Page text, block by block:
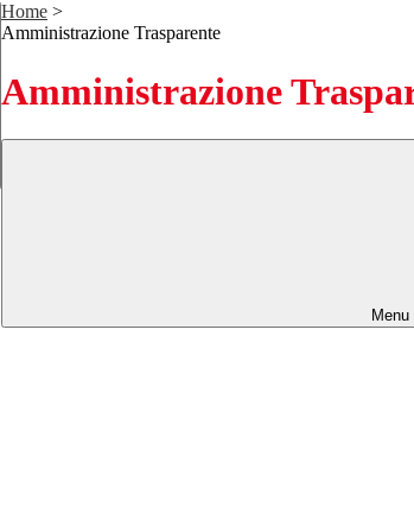
Home >
Amministrazione Trasparente
Amministrazione